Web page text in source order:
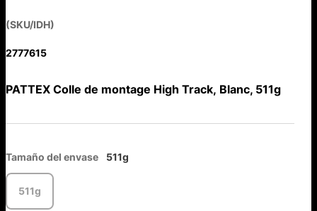
(SKU/IDH)
2777615
PATTEX Colle de montage High Track, Blanc, 511g
Tamaño del envase 511g
511g